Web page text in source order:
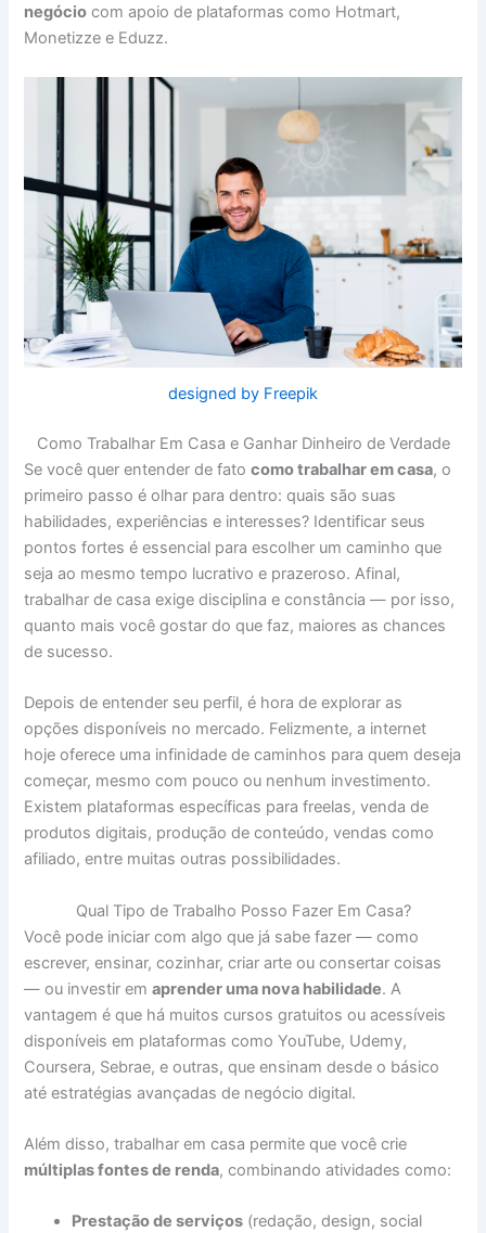
negócio com apoio de plataformas como Hotmart,
Monetizze e Eduzz.
designed by Freepik
Como Trabalhar Em Casa e Ganhar Dinheiro de Verdade
Se você quer entender de fatocomo trabalhar em casa, o
primeiro passo é olhar para dentro: quais são suas
habilidades, experiências e interesses? Identificar seus
pontos fortes é essencial para escolher um caminho que
seja ao mesmo tempo lucrativo e prazeroso. Afinal,
trabalhar de casa exige disciplina e constância — por isso,
quanto mais você gostar do que faz, maiores as chances
de sucesso.
Depois de entender seu perfil, é hora de explorar as
opções disponíveis no mercado. Felizmente, a internet
hoje oferece uma infinidade de caminhos para quem deseja
começar, mesmo com pouco ou nenhum investimento.
Existem plataformas específicas para freelas, venda de
produtos digitais, produção de conteúdo, vendas como
afiliado, entre muitas outras possibilidades.
Qual Tipo de Trabalho Posso Fazer Em Casa?
Você pode iniciar com algo que já sabe fazer — como
escrever, ensinar, cozinhar, criar arte ou consertar coisas
— ou investir emaprender uma nova habilidade. A
vantagem é que há muitos cursos gratuitos ou acessíveis
disponíveis em plataformas como YouTube, Udemy,
Coursera, Sebrae, e outras, que ensinam desde o básico
até estratégias avançadas de negócio digital.
Além disso, trabalhar em casa permite que você crie
múltiplas fontes de renda, combinando atividades como:
Prestação de serviços (redação, design, social